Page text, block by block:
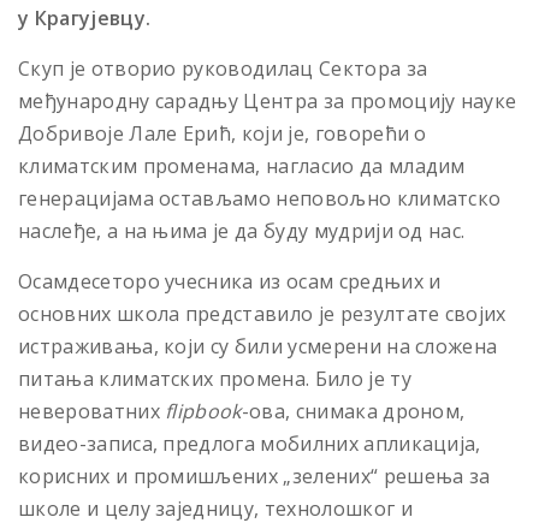
у Крагујевцу.
Скуп је отворио руководилац Сектора за
међународну сарадњу Центра за промоцију науке
Добривоје Лале Ерић, који је, говорећи о
климатским променама, нагласио да младим
генерацијама остављамо неповољно климатско
наслеђе, а на њима је да буду мудрији од нас.
Осамдесеторо учесника из осам средњих и
основних школа представило је резултате својих
истраживања, који су били усмерени на сложена
питања климатских промена. Било је ту
невероватних flipbook-ова, снимака дроном,
видео-записа, предлога мобилних апликација,
корисних и промишљених „зелених“ решења за
школе и целу заједницу, технолошког и